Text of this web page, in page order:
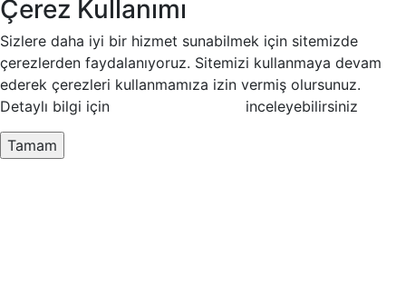
Çerez Kullanımı
Sizlere daha iyi bir hizmet sunabilmek için sitemizde
çerezlerden faydalanıyoruz. Sitemizi kullanmaya devam
ederek çerezleri kullanmamıza izin vermiş olursunuz.
Detaylı bilgi için
inceleyebilirsiniz
Tamam